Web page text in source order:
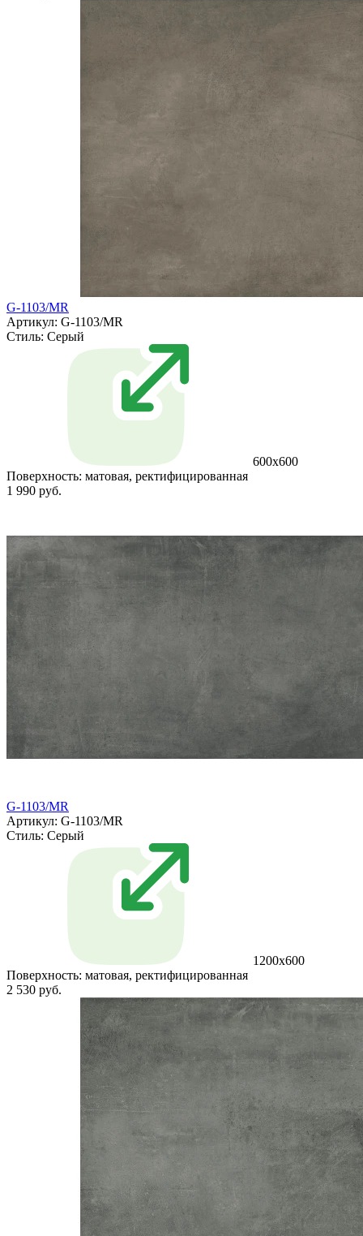
G-1103/MR
Артикул: G-1103/MR
Стиль: Серый
600x600
Поверхность: матовая, ректифицированная
1 990 руб.
G-1103/MR
Артикул: G-1103/MR
Стиль: Серый
1200x600
Поверхность: матовая, ректифицированная
2 530 руб.